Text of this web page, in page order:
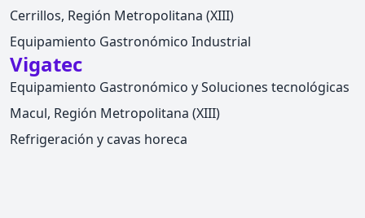
Cerrillos, Región Metropolitana (XIII)
Equipamiento Gastronómico Industrial
Vigatec
Equipamiento Gastronómico y Soluciones tecnológicas
Macul, Región Metropolitana (XIII)
Refrigeración y cavas horeca